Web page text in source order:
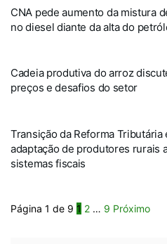
CNA pede aumento da mistura
no diesel diante da alta do
Cadeia produtiva do arroz
preços e desafios do setor
Transição da Reforma Tributária
adaptação de produtores rurais
sistemas fiscais
Página 1 de 9 1 2 … 9 Próximo